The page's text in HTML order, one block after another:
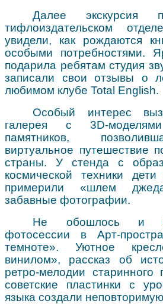
Далее экскурсия
тифлоиздательском
увидели, как рождаются
особыми потребностями.
подарила ребятам студия
записали свои отзывы о
любимом клубе Total English.
Особый интерес
галерея с 3D-моделями
памятников,
виртуальное путешествие
страны. У стенда с
космической техники
примерили «шлем
забавные фотографии.
Не обошлось и
фотосессии в Арт-
темноте». Уютное
винилом», рассказ об
ретро-мелодии
советские пластинки с
языка создали